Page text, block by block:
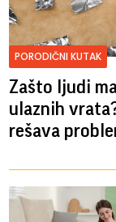
PORODIČNI KUTAK
Zašto ljudi
ulaznih
rešava